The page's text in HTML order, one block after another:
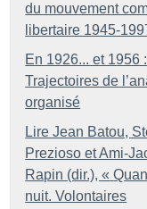
du mouvement
libertaire 1945-
En 1926... et 1956 :
Trajectoires de
organisé
Lire Jean Batou,
Prezioso et Ami-
Rapin (dir.), «
nuit. Volontaires